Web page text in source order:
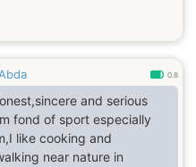
0.8
and serious
fond of sport especially
like cooking and
near nature in